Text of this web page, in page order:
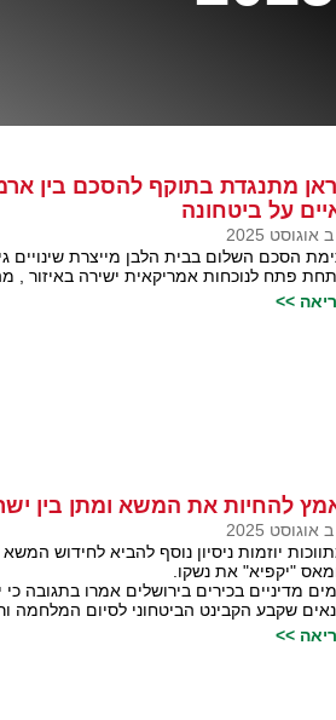
מתנגדת בתוקף להסכם בין
על ביטחונה
הסכם השלום בבית הלבן מייצרת שינויים
פתח לנוכחות אמריקאית ישירה באיזור ,
>>
להחיות את המשא ומתן בין
יוזמות ניסיון נוסף להביא לחידוש
"יקפיא" את נשקו.
מדיניים בכירים בירושלים אמרו בתגובה
שקבע הקבינט הביטחוני לסיום המלחמה
>>